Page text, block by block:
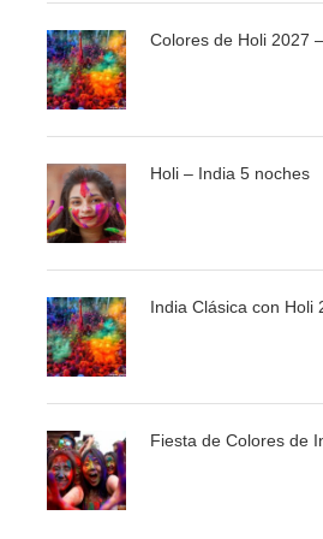
Colores de Holi 2027
Holi – India 5 noches
India Clásica con Holi
Fiesta de Colores de
Fotos
La ciudad sagrada de India